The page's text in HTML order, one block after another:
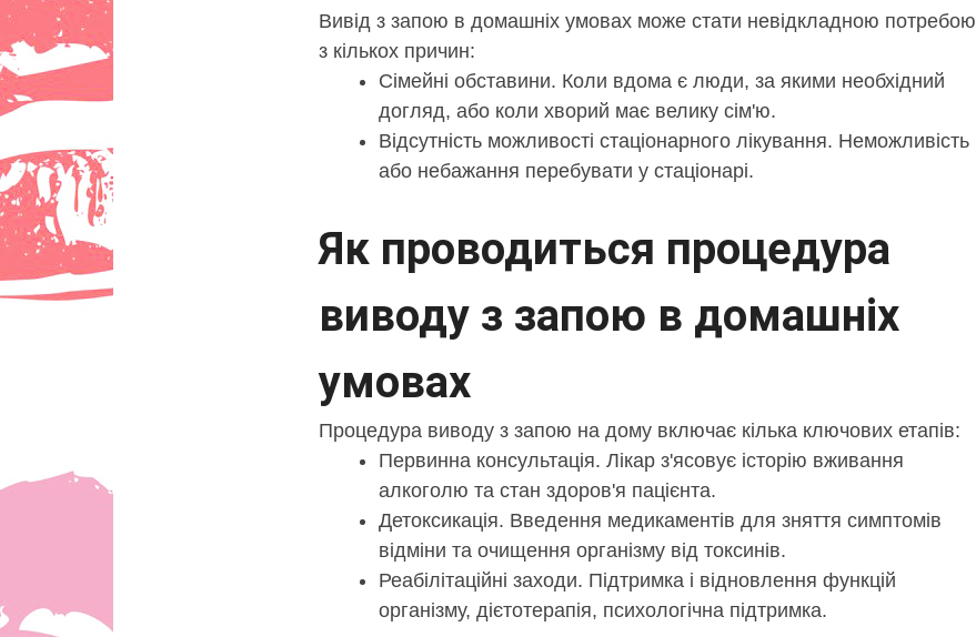
Вивід з запою в домашніх умовах може стати невідкладною потребою
з кількох причин:
Сімейні обставини. Коли вдома є люди, за якими необхідний
догляд, або коли хворий має велику сім'ю.
Відсутність можливості стаціонарного лікування. Неможливість
або небажання перебувати у стаціонарі.
Як проводиться процедура
виводу з запою в домашніх
умовах
Процедура виводу з запою на дому включає кілька ключових етапів:
Первинна консультація. Лікар з'ясовує історію вживання
алкоголю та стан здоров'я пацієнта.
Детоксикація. Введення медикаментів для зняття симптомів
відміни та очищення організму від токсинів.
Реабілітаційні заходи. Підтримка і відновлення функцій
організму, дієтотерапія, психологічна підтримка.